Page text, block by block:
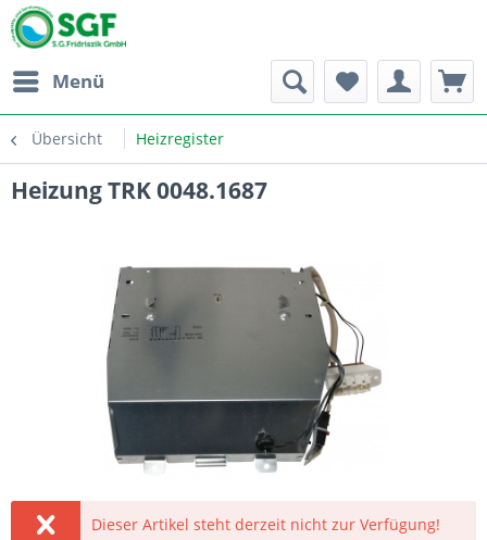
Menü
Übersicht Heizregister
Heizung TRK 0048.1687
Dieser Artikel steht derzeit nicht zur Verfügung!